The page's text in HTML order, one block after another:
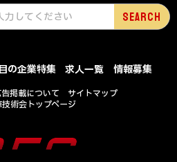
の企業特集 求人一覧
情報募集
掲載について
サイトマップ
術会トップページ